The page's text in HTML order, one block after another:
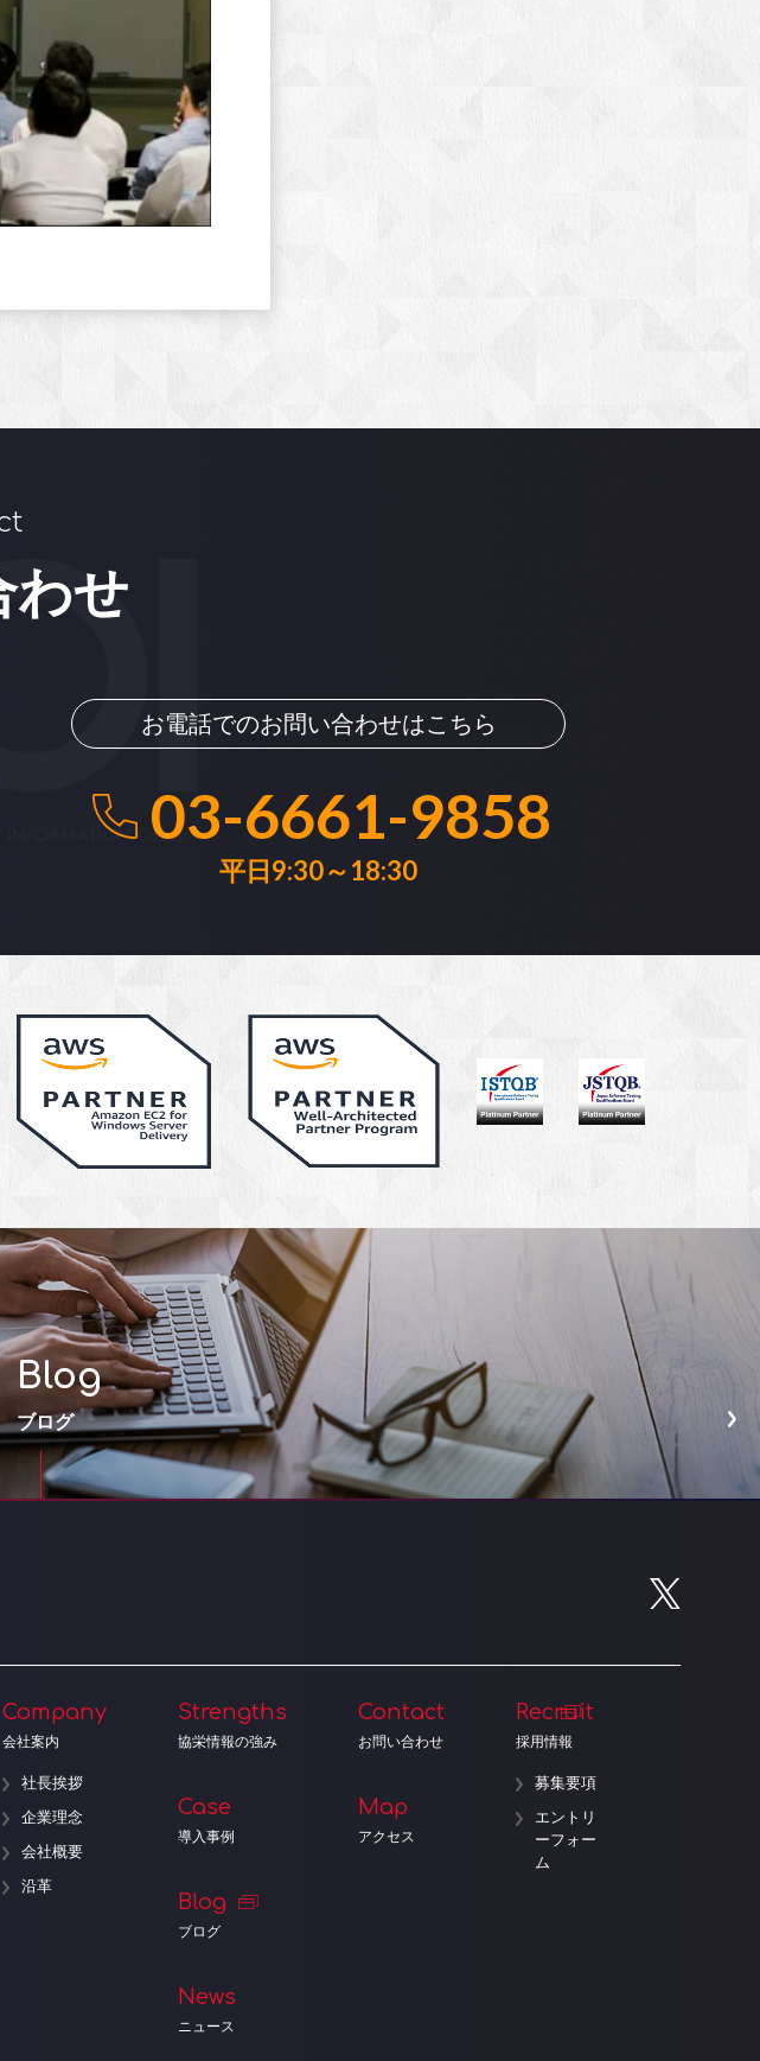
わせ
お電話でのお問い合わせはこちら
03-6661-9858
平日9:30～18:30
Blog
ブログ
Company
会社案内
社長挨拶
企業理念
会社概要
沿革
Strengths
協栄情報の強み
Case
導入事例
Blog
ブログ
News
ニュース
Contact
お問い合わせ
Map
アクセス
Recruit
採用情報
募集要項
エントリ
ーフォー
ム